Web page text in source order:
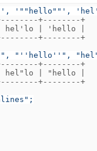
'""hello""',
+--------+
hel'lo | 'hello |
+--------+
"''hello''",
+--------+
| "hello |
+--------+